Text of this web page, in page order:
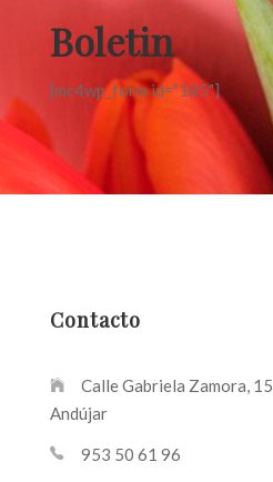
Boletin
[mc4wp_form id="185"]
Contacto
Calle Gabriela Zamora, 15
Andújar
953 50 61 96